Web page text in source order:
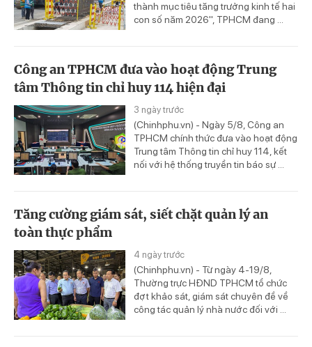
thành mục tiêu tăng trưởng kinh tế hai
con số năm 2026", TPHCM đang ...
Công an TPHCM đưa vào hoạt động Trung
tâm Thông tin chỉ huy 114 hiện đại
3 ngày trước
(Chinhphu.vn) - Ngày 5/8, Công an
TPHCM chính thức đưa vào hoạt động
Trung tâm Thông tin chỉ huy 114, kết
nối với hệ thống truyền tin báo sự ...
Tăng cường giám sát, siết chặt quản lý an
toàn thực phẩm
4 ngày trước
(Chinhphu.vn) - Từ ngày 4-19/8,
Thường trực HĐND TPHCM tổ chức
đợt khảo sát, giám sát chuyên đề về
công tác quản lý nhà nước đối với ...